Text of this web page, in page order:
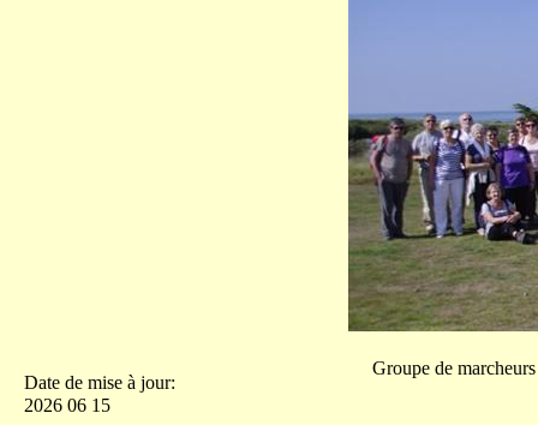
Date de mise à jour:
2026 06 15
Groupe de